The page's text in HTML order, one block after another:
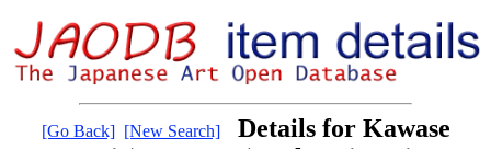
[Go Back] [New Search]
Details for Kawase